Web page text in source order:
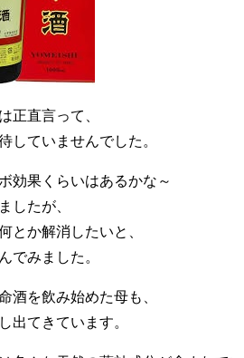
正直言って、
していませんでした。
効果くらいはあるかな～
したが、
とか解消したいと、
でみました。
酒を飲み始めた母も、
出てきています。